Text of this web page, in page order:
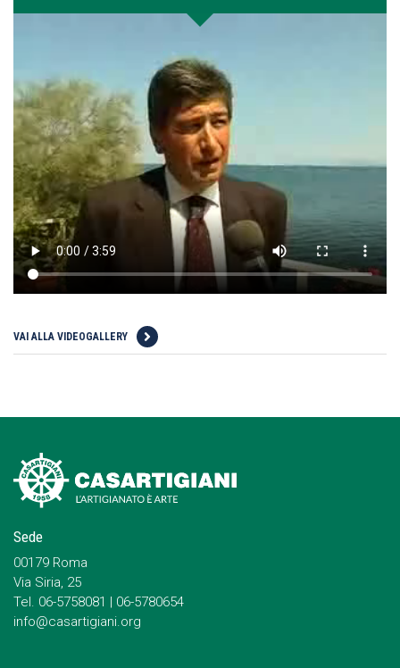
VAI ALLA VIDEOGALLERY
Sede
00179 Roma
Via Siria, 25
Tel. 06-5758081 | 06-5780654
info@casartigiani.org